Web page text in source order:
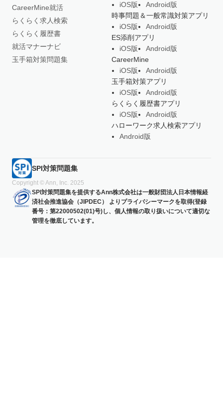
CareerMine就活
らくらく求人検索
らくらく履歴書
就活マナーナビ
玉手箱対策問題集
iOS版
Android版
時事問題＆一般常識対策アプリ
iOS版
Android版
ES添削アプリ
iOS版
Android版
CareerMine
iOS版
Android版
玉手箱対策アプリ
iOS版
Android版
らくらく履歴書アプリ
iOS版
Android版
ハローワーク求人検索アプリ
Android版
SPI対策問題集
Copyright © Ann, Inc. 2025
SPI対策問題集を提供するAnn株式会社は一般財団法人日本情報経
済社会推進協会（JIPDEC） よりプライバシーマークを取得(登録
番号：第22000502(01)号)し、個人情報の取り扱いについて適切な
管理を徹底しています。